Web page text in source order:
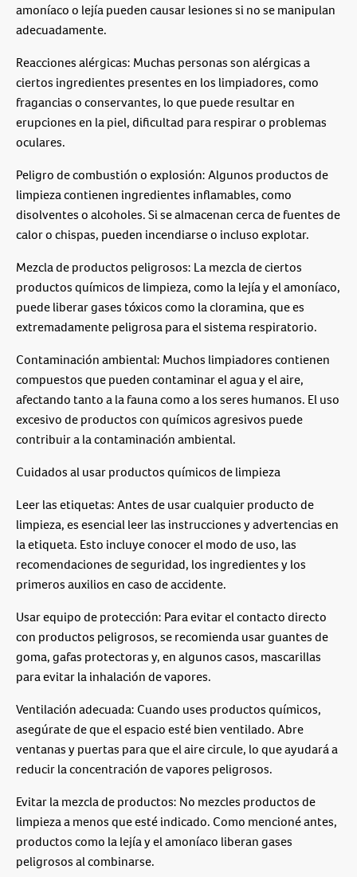
amoníaco o lejía pueden causar lesiones si no se manipulan
adecuadamente.
Reacciones alérgicas: Muchas personas son alérgicas a
ciertos ingredientes presentes en los limpiadores, como
fragancias o conservantes, lo que puede resultar en
erupciones en la piel, dificultad para respirar o problemas
oculares.
Peligro de combustión o explosión: Algunos productos de
limpieza contienen ingredientes inflamables, como
disolventes o alcoholes. Si se almacenan cerca de fuentes de
calor o chispas, pueden incendiarse o incluso explotar.
Mezcla de productos peligrosos: La mezcla de ciertos
productos químicos de limpieza, como la lejía y el amoníaco,
puede liberar gases tóxicos como la cloramina, que es
extremadamente peligrosa para el sistema respiratorio.
Contaminación ambiental: Muchos limpiadores contienen
compuestos que pueden contaminar el agua y el aire,
afectando tanto a la fauna como a los seres humanos. El uso
excesivo de productos con químicos agresivos puede
contribuir a la contaminación ambiental.
Cuidados al usar productos químicos de limpieza
Leer las etiquetas: Antes de usar cualquier producto de
limpieza, es esencial leer las instrucciones y advertencias en
la etiqueta. Esto incluye conocer el modo de uso, las
recomendaciones de seguridad, los ingredientes y los
primeros auxilios en caso de accidente.
Usar equipo de protección: Para evitar el contacto directo
con productos peligrosos, se recomienda usar guantes de
goma, gafas protectoras y, en algunos casos, mascarillas
para evitar la inhalación de vapores.
Ventilación adecuada: Cuando uses productos químicos,
asegúrate de que el espacio esté bien ventilado. Abre
ventanas y puertas para que el aire circule, lo que ayudará a
reducir la concentración de vapores peligrosos.
Evitar la mezcla de productos: No mezcles productos de
limpieza a menos que esté indicado. Como mencioné antes,
productos como la lejía y el amoníaco liberan gases
peligrosos al combinarse.